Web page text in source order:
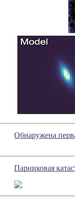
Обнаружена
Парниковая